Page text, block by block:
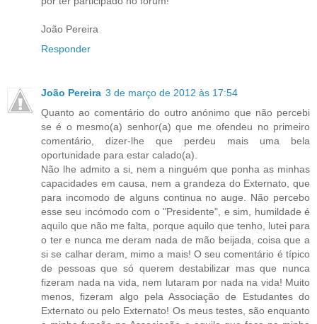
João Pereira
Responder
João Pereira 3 de março de 2012 às 17:54
Quanto ao comentário do outro anónimo que não percebi
se é o mesmo(a) senhor(a) que me ofendeu no primeiro
comentário, dizer-lhe que perdeu mais uma bela
oportunidade para estar calado(a).
Não lhe admito a si, nem a ninguém que ponha as minhas
capacidades em causa, nem a grandeza do Externato, que
para incomodo de alguns continua no auge. Não percebo
esse seu incómodo com o "Presidente", e sim, humildade é
aquilo que não me falta, porque aquilo que tenho, lutei para
o ter e nunca me deram nada de mão beijada, coisa que a
si se calhar deram, mimo a mais! O seu comentário é típico
de pessoas que só querem destabilizar mas que nunca
fizeram nada na vida, nem lutaram por nada na vida! Muito
menos, fizeram algo pela Associação de Estudantes do
Externato ou pelo Externato! Os meus testes, são enquanto